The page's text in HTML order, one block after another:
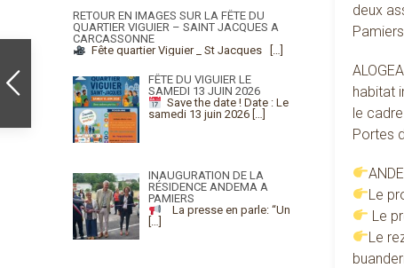
deux
habitat
le
Portes
Le
Le
Le
RETOUR EN IMAGES SUR LA FÊTE DU
QUARTIER VIGUIER – SAINT JACQUES A
CARCASSONNE
Fête quartier Viguier _ St Jacques
[…]
FÊTE DU VIGUIER LE
SAMEDI 13 JUIN 2026
Save the date ! Date : Le
samedi 13 juin 2026 […]
INAUGURATION DE LA
RÉSIDENCE ANDEMA A
PAMIERS
La presse en parle: “Un
[…]